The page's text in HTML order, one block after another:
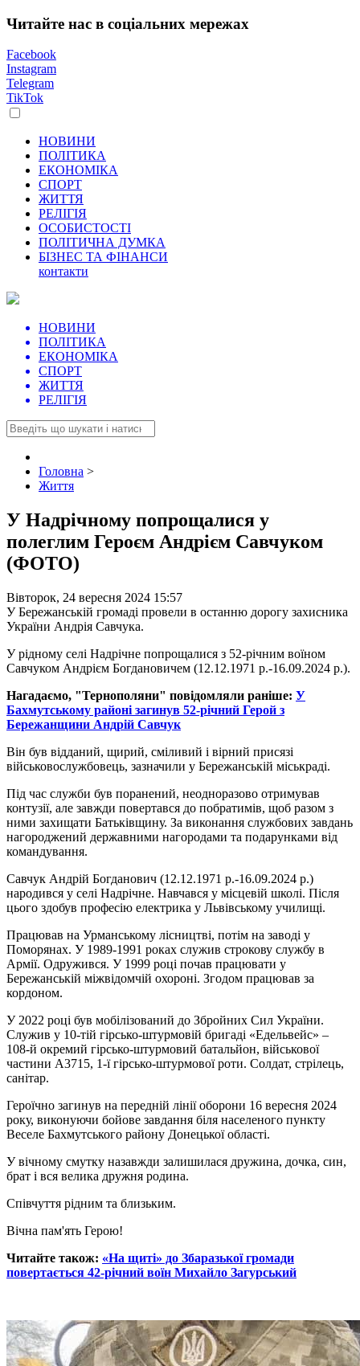
Читайте нас в соціальних мережах
Facebook
Instagram
Telegram
TikTok
НОВИНИ
ПОЛІТИКА
ЕКОНОМІКА
СПОРТ
ЖИТТЯ
РЕЛІГІЯ
ОСОБИСТОСТІ
ПОЛІТИЧНА ДУМКА
БІЗНЕС ТА ФІНАНСИ
контакти
НОВИНИ
ПОЛІТИКА
ЕКОНОМІКА
СПОРТ
ЖИТТЯ
РЕЛІГІЯ
Головна >
Життя
У Надрічному попрощалися у
полеглим Героєм Андрієм Савчуком
(ФОТО)
Вівторок, 24 вересня 2024 15:57
У Бережанській громаді провели в останню дорогу захисника
України Андрія Савчука.
У рідному селі Надрічне попрощалися з 52-річним воїном
Савчуком Андрієм Богдановичем (12.12.1971 р.-16.09.2024 р.).
Нагадаємо, "Тернополяни" повідомляли раніше: У
Бахмутському районі загинув 52-річний Герой з
Бережанщини Андрій Савчук
Він був відданий, щирий, сміливий і вірний присязі
військовослужбовець, зазначили у Бережанській міськраді.
Під час служби був поранений, неодноразово отримував
контузії, але завжди повертався до побратимів, щоб разом з
ними захищати Батьківщину. За виконання службових завдань
нагороджений державними нагородами та подарунками від
командування.
Савчук Андрій Богданович (12.12.1971 р.-16.09.2024 р.)
народився у селі Надрічне. Навчався у місцевій школі. Після
цього здобув професію електрика у Львівському училищі.
Працював на Урманському лісництві, потім на заводі у
Поморянах. У 1989-1991 роках служив строкову службу в
Армії. Одружився. У 1999 році почав працювати у
Бережанській міжвідомчій охороні. Згодом працював за
кордоном.
У 2022 році був мобілізований до Збройних Сил України.
Служив у 10-тій гірсько-штурмовій бригаді «Едельвейс» –
108-й окремий гірсько-штурмовий батальйон, військової
частини А3715, 1-ї гірсько-штурмової роти. Солдат, стрілець,
санітар.
Героїчно загинув на передній лінії оборони 16 вересня 2024
року, виконуючи бойове завдання біля населеного пункту
Веселе Бахмутського району Донецької області.
У вічному смутку назавжди залишилася дружина, дочка, син,
брат і вся велика дружня родина.
Співчуття рідним та близьким.
Вічна пам'ять Герою!
Читайте також: «На щиті» до Збаразької громади
повертається 42-річний воїн Михайло Загурський